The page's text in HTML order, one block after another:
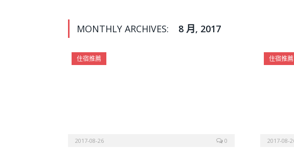
MONTHLY ARCHIVES: 8 月, 2017
住宿推薦
2017-08-26 0
住宿推薦
2017-08-